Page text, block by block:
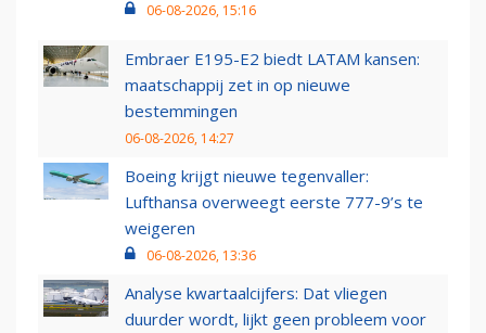
06-08-2026, 15:16
Embraer E195-E2 biedt LATAM kansen:
maatschappij zet in op nieuwe
bestemmingen
06-08-2026, 14:27
Boeing krijgt nieuwe tegenvaller:
Lufthansa overweegt eerste 777-9’s te
weigeren
06-08-2026, 13:36
Analyse kwartaalcijfers: Dat vliegen
duurder wordt, lijkt geen probleem voor